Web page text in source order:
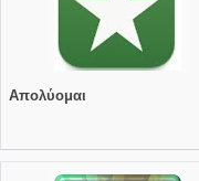
Απολύομαι